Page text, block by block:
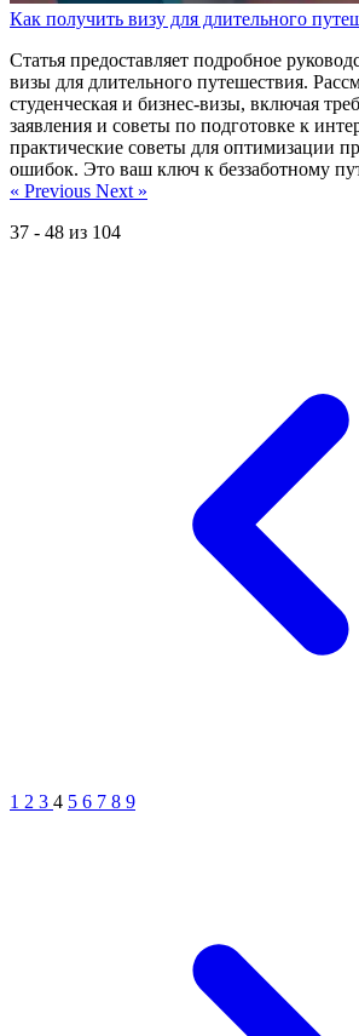
Как получить визу для длительного
Статья предоставляет подробное
визы для длительного путешествия.
студенческая и бизнес-визы, включая
заявления и советы по подготовке к
практические советы для оптимизации
ошибок. Это ваш ключ к беззаботному
« Previous Next »
37 - 48 из 104
1 2 3 4 5 6 7 8 9